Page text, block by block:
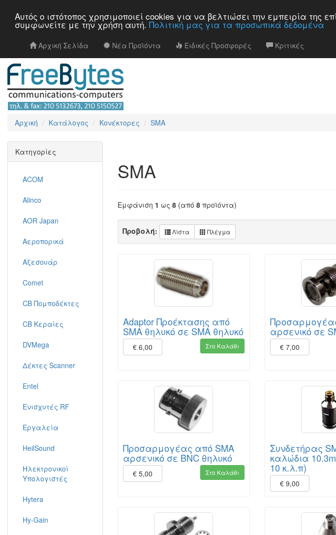
Αυτός ο ιστότοπος χρησιμοποιεί cookies για να βελτιώσει την εμπειρία
συμφωνείτε με την χρήση αυτή. Πολιτική μας για τα προσωπικά δεδομένα
Αρχική Σελίδα Νέα Προϊόντα Ειδικές Προσφορές Κριτικές
Αρχική Κατάλογος Κονέκτορες SMA
SMA
Εμφάνιση 1 ως 8 (από 8 προϊόντα)
Προβολή: Λίστα Πλέγμα
Adaptor Προέκτασης από
SMA θηλυκό σε SMA θηλυκό
€ 6,00 Στο Καλάθι
αρσενικό σε
€ 7,00
Προσαρμογέας από SMA
αρσενικό σε BNC θηλυκό
€ 5,00 Στο Καλάθι
Συνδετήρας
καλώδια
10 κ.λ.π)
€ 9,00
Κατηγορίες
ACOM
Alinco
AOR Japan
Αεροπορικά
Αξεσουάρ
Comet
CB Πομποδέκτες
CB Κεραίες
DVMega
Δέκτες Scanner
Entel
Ενισχυτές RF
Εργαλεία
HeilSound
Ηλεκτρονικοί
Υπολογιστές
Hytera
Hy-Gain